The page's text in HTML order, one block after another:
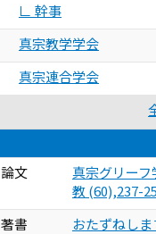
∟ 幹事
真宗教学学会
真宗連合学会
論文
真宗グリーフ
教 (60),237-
著書
おたずねし